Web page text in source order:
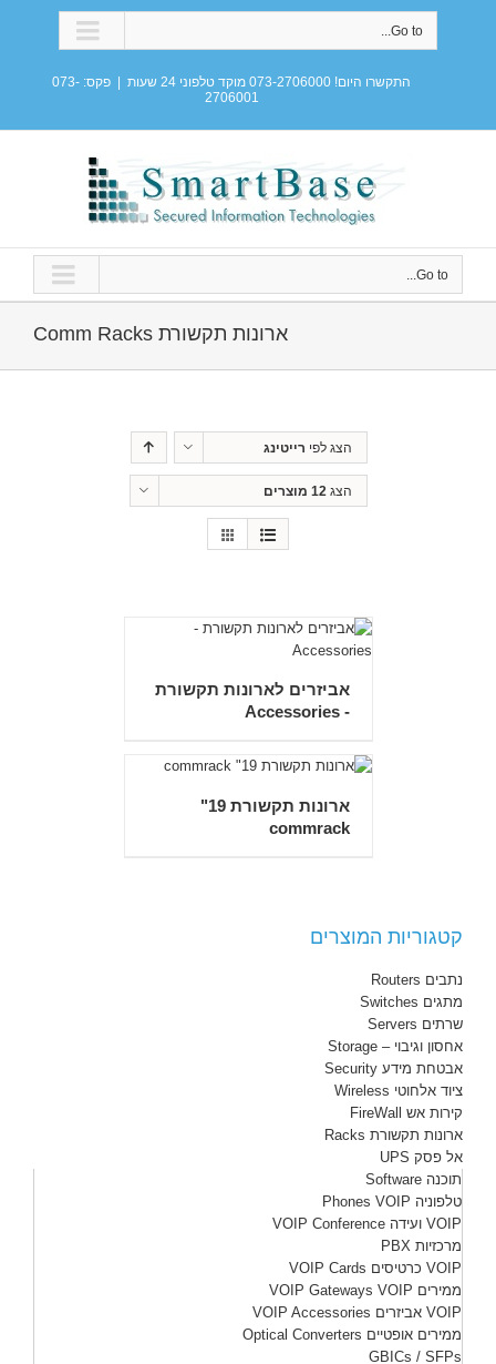
Go to...
התקשרו היום! 073-2706000 מוקד טלפוני 24 שעות
פקס: 073-
2706001
Go to...
ארונות תקשורת Comm Racks
הצג לפי רייטינג
הצג12 מוצרים
אביזרים לארונות תקשורת
- Accessories
ארונות תקשורת 19"
commrack
קטגוריות המוצרים
נתבים Routers
מתגים Switches
שרתים Servers
אחסון וגיבוי – Storage
אבטחת מידע Security
ציוד אלחוטי Wireless
קירות אש FireWall
ארונות תקשורת Racks
אל פסק UPS
תוכנה Software
טלפוניה Phones VOIP
VOIP ועידה VOIP Conference
מרכזיות PBX
VOIP כרטיסים VOIP Cards
ממירים VOIP Gateways VOIP
VOIP אביזרים VOIP Accessories
ממירים אופטיים Optical Converters
GBICs / SFPs